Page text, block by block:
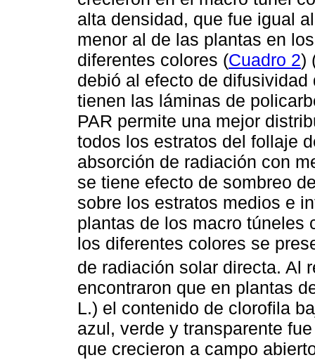
alta densidad, que fue igual
menor al de las plantas en
diferentes colores (Cuadro 2)
debió al efecto de
tienen las láminas de
PAR permite una mejor
todos los estratos del follaje
absorción de radiación con
se tiene efecto de sombreo
sobre los estratos medios e
plantas de los macro túneles
los diferentes colores se
de radiación solar directa. Al
encontraron que en plantas
L.) el contenido de clorofila
azul, verde y transparente
que crecieron a campo